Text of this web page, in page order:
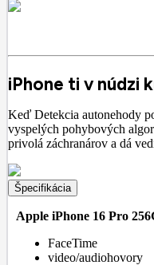
iPhone ti v núdzi
Keď Detekcia autonehody
vyspelých pohybových
privolá záchranárov a dá
Špecifikácia
Apple iPhone 16 Pro
FaceTime
video/audiohovory